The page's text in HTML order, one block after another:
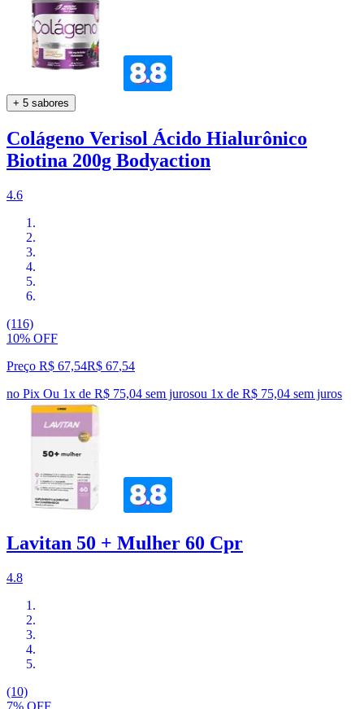
+ 5 sabores
Colágeno Verisol Ácido Hialurônico
Biotina 200g Bodyaction
4.6
(116)
10% OFF
Preço R$ 67,54R$ 67,54
no Pix Ou 1x de R$ 75,04 sem jurosou 1x de R$ 75,04 sem juros
Lavitan 50 + Mulher 60 Cpr
4.8
(10)
7% OFF